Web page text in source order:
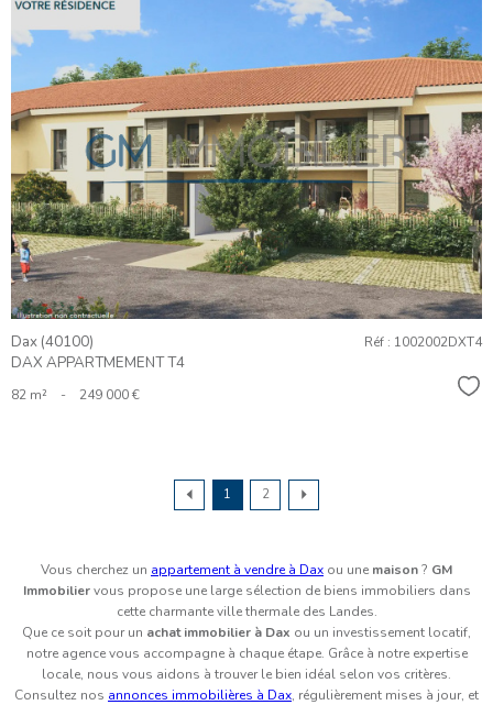
VOIR LE
BIEN
Dax (40100)
DAX APPARTMEMENT T4
Réf : 1002002DXT4
82 m² - 249 000 €
1 2
Vous cherchez un appartement à vendre à Dax ou une maison? GM
Immobiliervous propose une large sélection de biens immobiliers dans
cette charmante ville thermale des Landes.
Que ce soit pour un achat immobilier à Dax ou un investissement locatif,
notre agence vous accompagne à chaque étape. Grâce à notre expertise
locale, nous vous aidons à trouver le bien idéal selon vos critères.
Consultez nos annonces immobilières à Dax, régulièrement mises à jour, et